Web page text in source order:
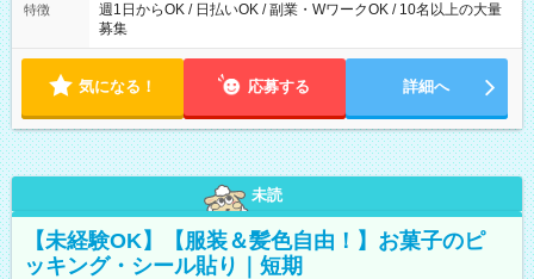
特徴
週1日からOK / 日払いOK / 副業・WワークOK / 10名以上の大量
募集
気になる！ 応募する 詳細へ
未読
【未経験OK】【服装＆髪色自由！】お菓子のピ
ッキング・シール貼り｜短期